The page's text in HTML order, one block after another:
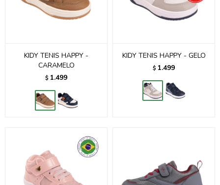
KIDY TENIS HAPPY -
CARAMELO
$ 1.499
KIDY TENIS HAPPY - GELO
$ 1.499